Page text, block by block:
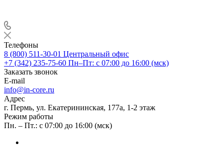
Телефоны
8 (800) 511-30-01 Центральный офис
+7 (342) 235-75-60 Пн–Пт: с 07:00 до 16:00 (мск)
Заказать звонок
E-mail
info@in-core.ru
Адрес
г. Пермь, ул. ​Екатерининская, 177а, ​1-2 этаж
Режим работы
Пн. – Пт.: с 07:00 до 16:00 (мск)